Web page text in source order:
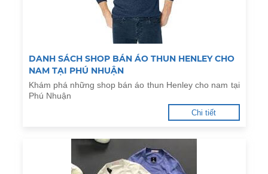
DANH SÁCH SHOP BÁN ÁO THUN HENLEY CHO
NAM TẠI PHÚ NHUẬN
Khám phá những shop bán áo thun Henley cho nam tại
Phú Nhuận
Chi tiết